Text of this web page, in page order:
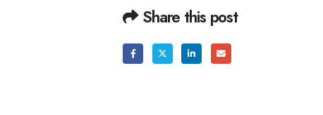
Share this post